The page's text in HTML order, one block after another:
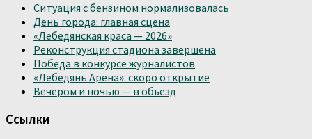
Ситуация с бензином нормализовалась
День города: главная сцена
«Лебедянская краса — 2026»
Реконструкция стадиона завершена
Победа в конкурсе журналистов
«Лебедянь Арена»: скоро открытие
Вечером и ночью — в объезд
Ссылки